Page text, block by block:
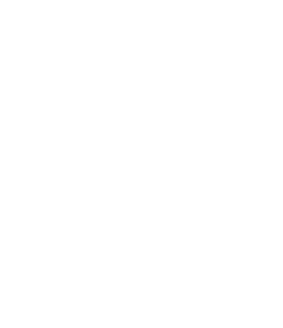
aguanieve, granizo. . .